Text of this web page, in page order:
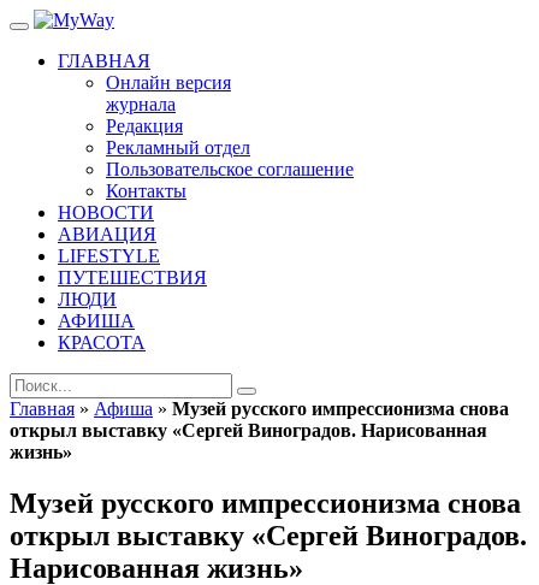
ГЛАВНАЯ
Онлайн версия
журнала
Редакция
Рекламный отдел
Пользовательское соглашение
Контакты
НОВОСТИ
АВИАЦИЯ
LIFESTYLE
ПУТЕШЕСТВИЯ
ЛЮДИ
АФИША
КРАСОТА
Главная » Афиша » Музей русского импрессионизма снова
открыл выставку «Сергей Виноградов. Нарисованная
жизнь»
Музей русского импрессионизма снова
открыл выставку «Сергей Виноградов.
Нарисованная жизнь»